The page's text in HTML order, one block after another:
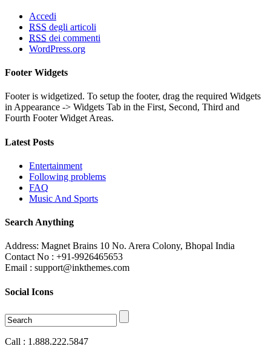
Accedi
RSS degli articoli
RSS dei commenti
WordPress.org
Footer Widgets
Footer is widgetized. To setup the footer, drag the required Widgets
in Appearance -> Widgets Tab in the First, Second, Third and
Fourth Footer Widget Areas.
Latest Posts
Entertainment
Following problems
FAQ
Music And Sports
Search Anything
Address: Magnet Brains 10 No. Arera Colony, Bhopal India
Contact No : +91-9926465653
Email : support@inkthemes.com
Social Icons
Call : 1.888.222.5847